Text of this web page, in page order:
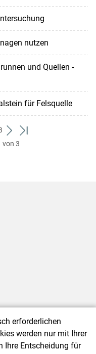
nutzen
und Quellen -
für Felsquelle
weiter
zum
zum
von 3
|Barrierefreiheit|
erforderlichen
werden nur mit Ihrer
Ihre Entscheidung für